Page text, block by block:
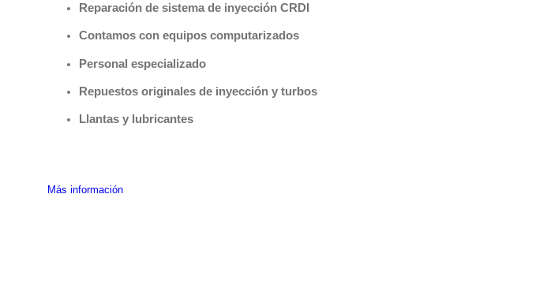
Reparación de sistema de inyección CRDI
Contamos con equipos computarizados
Personal especializado
Repuestos originales de inyección y turbos
Llantas y lubricantes
Más información